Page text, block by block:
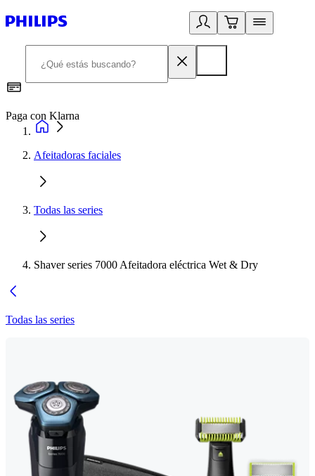
Paga con Klarna
Afeitadoras faciales
Todas las series
Shaver series 7000 Afeitadora eléctrica Wet & Dry
Todas las series